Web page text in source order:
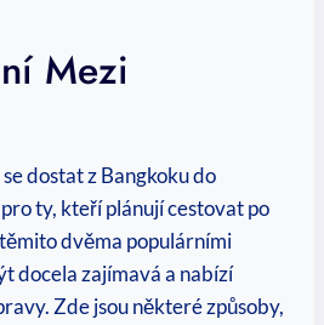
Mezi
dostat‍ z Bangkoku do
ty, kteří plánují cestovat po
dvěma populárními
⁢docela zajímavá‌ a nabízí
⁣Zde jsou⁣ některé způsoby,